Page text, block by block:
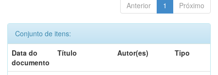
Anterior 1 Próximo
Conjunto de itens:
Data do
documento
Título Autor(es) Tipo